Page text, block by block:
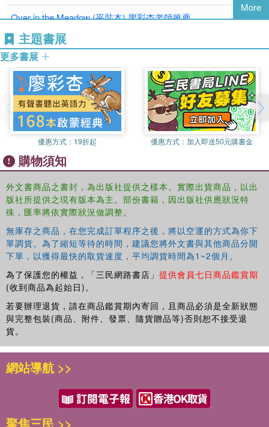
Over in the Meadow (平裝本) 廖彩杏老師推薦
有聲書第36週
266
The Itsy Bitsy Spider CD package (1平裝
+1CD) 廖彩杏老師推薦有聲書第34週
Maisy Goes Camping (美國版平裝本) 廖彩杏老
師推薦有聲書第34週
304
A Dragon on the Doorstep *附音檔QR-Code 廖
彩杏老師推薦有聲書第33週
380
More
主題書展
更多書展
優惠方式： 19折起 優惠方式： 加入即送50元購書金
購物須知
外文書商品之書封，為出版社提供之樣本。實際出貨商品，以出
版社所提供之現有版本為主。部份書籍，因出版社供應狀況特
殊，匯率將依實際狀況做調整。
無庫存之商品，在您完成訂單程序之後，將以空運的方式為你下
單調貨。為了縮短等待的時間，建議您將外文書與其他商品分開
下單，以獲得最快的取貨速度，平均調貨時間為1~2個月。
為了保護您的權益，「三民網路書店」 提供會員七日商品鑑賞期
(收到商品為起始日)。
若要辦理退貨，請在商品鑑賞期內寄回，且商品必須是全新狀態
與完整包裝(商品、附件、發票、隨貨贈品等)否則恕不接受退
貨。
網站導航 >>
聚焦三民 >>